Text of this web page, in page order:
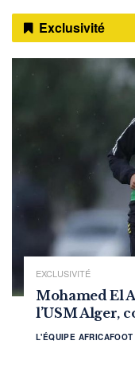
Exclusivité
EXCLUSIVITÉ
Mohamed El
l’USM Alger,
L'ÉQUIPE AFRICAFOOT